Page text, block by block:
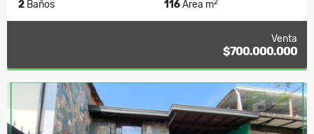
2 Baños 116Área m
Venta
$700.000.000